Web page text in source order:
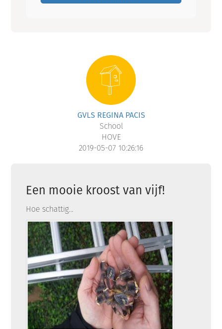
GVLS REGINA PACIS
School
HOVE
2019-05-07 10:26:16
Een mooie kroost van vijf!
Hoe schattig...